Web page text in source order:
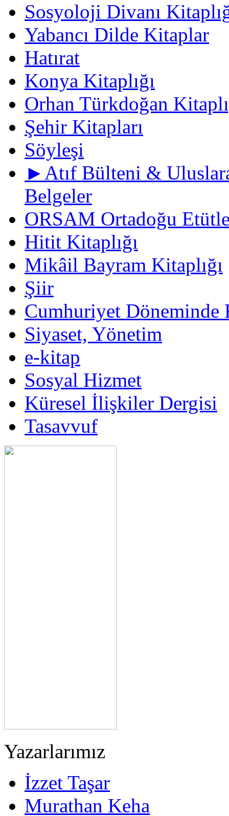
Sosyoloji Divanı
Yabancı Dilde Kitaplar
Hatırat
Konya Kitaplığı
Orhan Türkdoğan
Şehir Kitapları
Söyleşi
►Atıf Bülteni &
Belgeler
ORSAM Ortadoğu
Hitit Kitaplığı
Mikâil Bayram Kitaplığı
Şiir
Cumhuriyet Döneminde
Siyaset, Yönetim
e-kitap
Sosyal Hizmet
Küresel İlişkiler Dergisi
Tasavvuf
Yazarlarımız
İzzet Taşar
Murathan Keha